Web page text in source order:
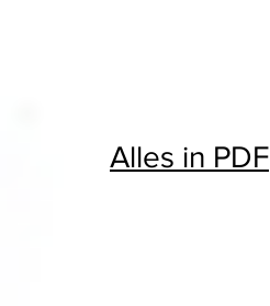
Alles in PDF